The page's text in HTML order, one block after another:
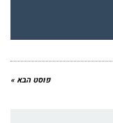
פוסט הבא »